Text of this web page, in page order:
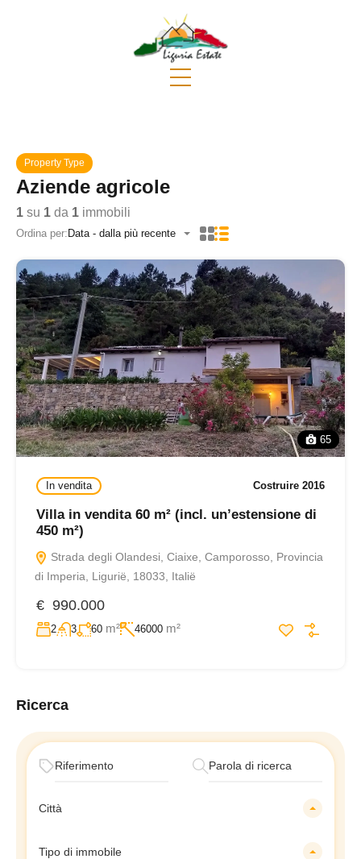
Property Type
Aziende agricole
1 su 1 da 1 immobili
Ordina per: Data - dalla più recente
65
In vendita Costruire 2016
Villa in vendita 60 m² (incl. un’estensione di
450 m²)
Strada degli Olandesi, Ciaixe, Camporosso, Provincia
di Imperia, Ligurië, 18033, Italië
€ 990.000
2 3 60 m² 46000 m²
Ricerca
Città
Tipo di immobile